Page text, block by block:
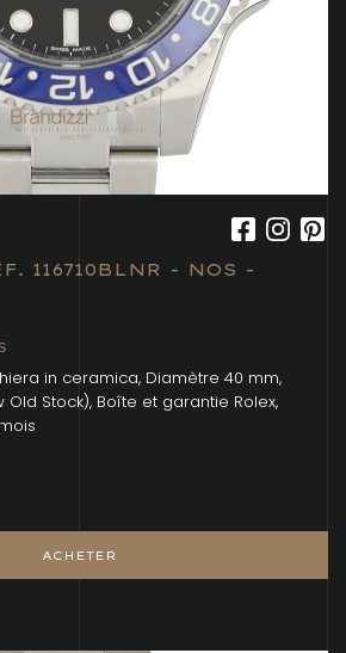
116710BLNR - NOS -
in ceramica, Diamètre 40 mm,
Old Stock), Boîte et garantie Rolex,
ACHETER